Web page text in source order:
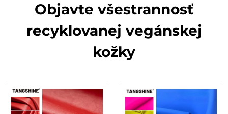
Objavte všestrannosť
recyklovanej vegánskej
kožky